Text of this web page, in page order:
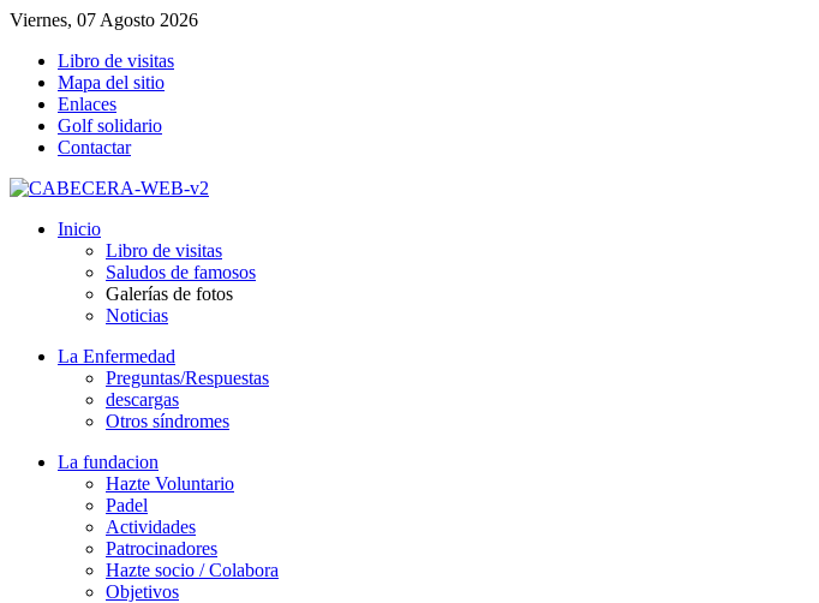
Viernes, 07 Agosto 2026
Libro de visitas
Mapa del sitio
Enlaces
Golf solidario
Contactar
Inicio
Libro de visitas
Saludos de famosos
Galerías de fotos
Noticias
La Enfermedad
Preguntas/Respuestas
descargas
Otros síndromes
La fundacion
Hazte Voluntario
Padel
Actividades
Patrocinadores
Hazte socio / Colabora
Objetivos